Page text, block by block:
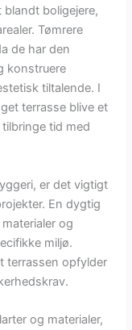
boligejere,
Tømrere
de har den
konstruere
tiltalende. I
terrasse blive et
tid med
er det vigtigt
En dygtig
og
miljø.
terrassen opfylder
og materialer,